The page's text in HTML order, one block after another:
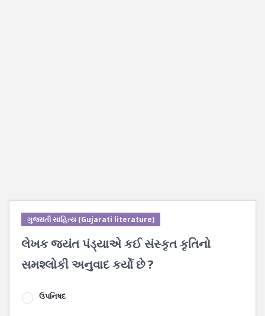
ગુજરાતી સાહિત્ય (Gujarati literature)
લેખક જયંત પંડ્યાએ કઈ સંસ્કૃત કૃતિનો
સમશ્લોકી અનુવાદ કર્યો છે ?
ઉપનિષદ